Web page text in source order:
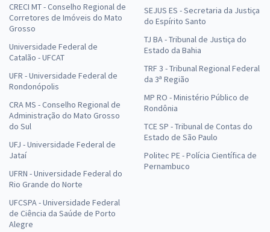
CRECI MT - Conselho Regional de
Corretores de Imóveis do Mato
Grosso
Universidade Federal de
Catalão - UFCAT
UFR - Universidade Federal de
Rondonópolis
CRA MS - Conselho Regional de
Administração do Mato Grosso
do Sul
UFJ - Universidade Federal de
Jataí
UFRN - Universidade Federal do
Rio Grande do Norte
UFCSPA - Universidade Federal
de Ciência da Saúde de Porto
Alegre
SEJUS ES - Secretaria da Justiça
do Espírito Santo
TJ BA - Tribunal de Justiça do
Estado da Bahia
TRF 3 - Tribunal Regional Federal
da 3ª Região
MP RO - Ministério Público de
Rondônia
TCE SP - Tribunal de Contas do
Estado de São Paulo
Politec PE - Polícia Científica de
Pernambuco